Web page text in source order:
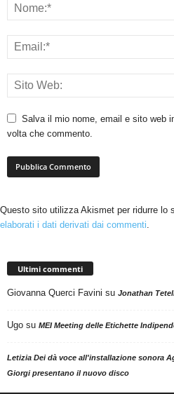
Salva il mio nome, email e sito web
volta che commento.
Questo sito utilizza Akismet per ridurre lo
elaborati i dati derivati dai commenti.
Ultimi commenti
Giovanna Querci Favini su Jonathan
Ugo su MEI Meeting delle Etichette
Letizia Dei dà voce all'installazione sonora
Giorgi presentano il nuovo disco